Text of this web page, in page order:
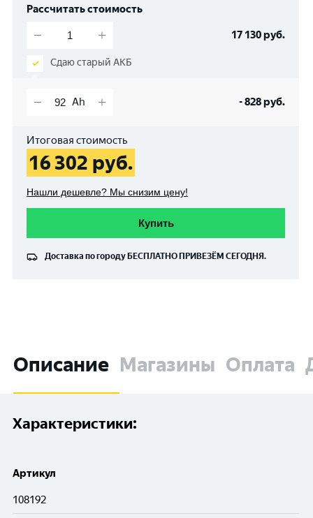
Рассчитать стоимость
17 130руб.
Сдаю старый АКБ
-828руб.
Итоговая стоимость
16 302 руб.
Нашли дешевле? Мы снизим цену!
Купить
Доставка по городу БЕСПЛАТНО ПРИВЕЗЁМ СЕГОДНЯ.
Описание Магазины Оплата
Характеристики:
Артикул
108192